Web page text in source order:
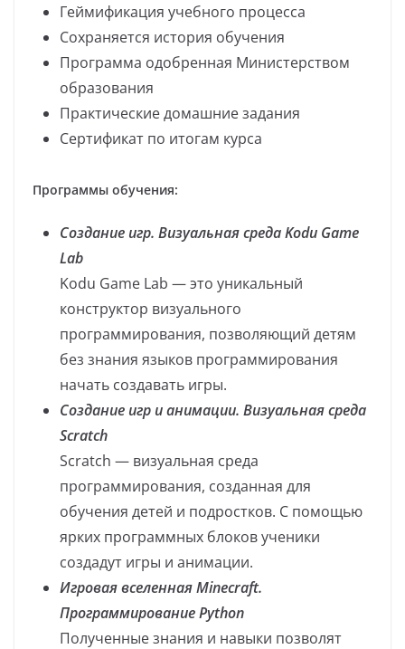
Геймификация учебного процесса
Сохраняется история обучения
Программа одобренная Министерством
образования
Практические домашние задания
Сертификат по итогам курса
Программы обучения:
Создание игр. Визуальная среда Kodu Game
Lab
Kodu Game Lab — это уникальный
конструктор визуального
программирования, позволяющий детям
без знания языков программирования
начать создавать игры.
Создание игр и анимации. Визуальная среда
Scratch
Scratch — визуальная среда
программирования, созданная для
обучения детей и подростков. С помощью
ярких программных блоков ученики
создадут игры и анимации.
Игровая вселенная Minecraft.
Программирование Python
Полученные знания и навыки позволят